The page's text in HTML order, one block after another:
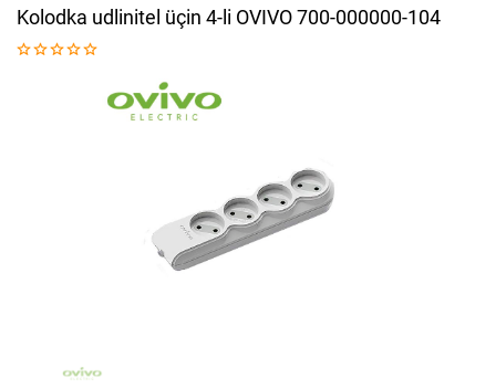
Kolodka udlinitel üçin 4-li OVIVO 700-000000-104